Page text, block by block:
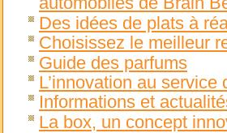
Des idées de plats à
Choisissez le meilleur
Guide des parfums
L’innovation au
Informations et
La box, un concept